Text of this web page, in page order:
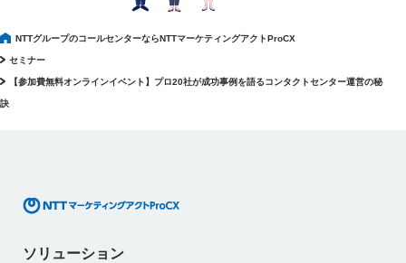
NTTグループのコールセンターならNTTマーケティングアクトProCX
セミナー
【参加費無料オンラインイベント】プロ20社が成功事例を語るコンタクトセンター運営の秘
訣
ソリューション